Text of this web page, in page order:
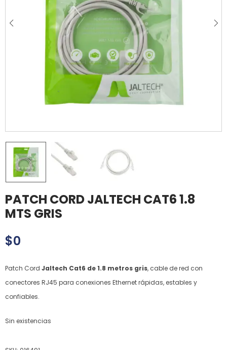
PATCH CORD JALTECH CAT6 1.8
MTS GRIS
$0
Patch Cord Jaltech Cat6 de 1.8 metros gris, cable de red con
conectores RJ45 para conexiones Ethernet rápidas, estables y
confiables.
Sin existencias